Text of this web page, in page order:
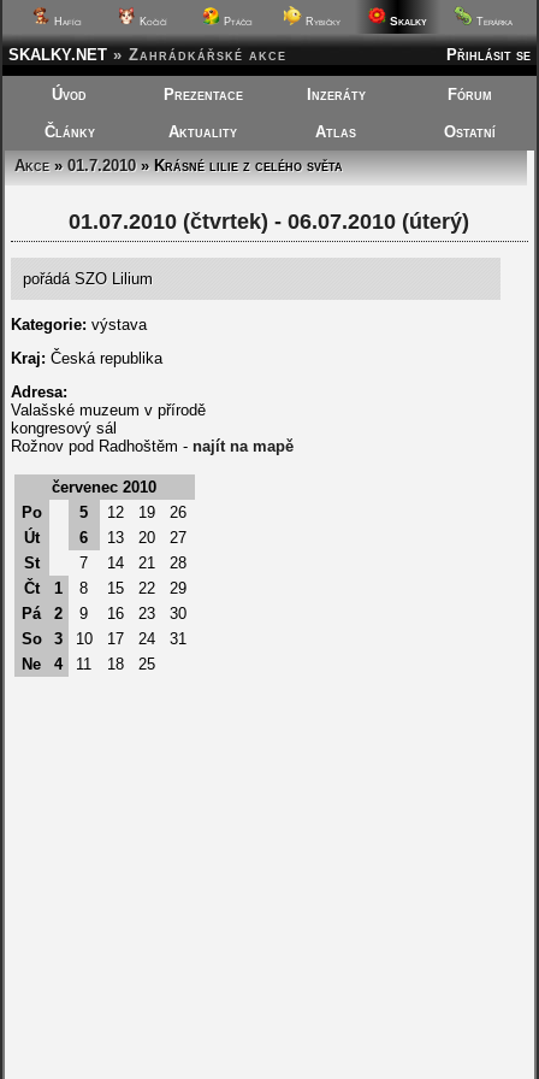
Hafíci Kočičí Ptáčci Rybičky Skalky Terárka
Přihlásit se
SKALKY.NET » Zahrádkářské akce
Úvod Prezentace Inzeráty Fórum
Články Aktuality Atlas
Ostatní
Akce»01.7.2010» Krásné lilie z celého světa
01.07.2010 (čtvrtek) - 06.07.2010 (úterý)
pořádá SZO Lilium
Kategorie: výstava
Kraj: Česká republika
Adresa:
Valašské muzeum v přírodě
kongresový sál
Rožnov pod Radhoštěm - najít na mapě
červenec 2010
Po
5 12 19
26
Út
6 13 20
27
St
7 14 21
28
Čt
1 8 15 22
29
Pá
2 9 16 23
30
So
3 10 17 24
31
Ne
4 11 18 25